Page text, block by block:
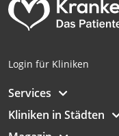
Login für Kliniken
Services
Kliniken in Städten